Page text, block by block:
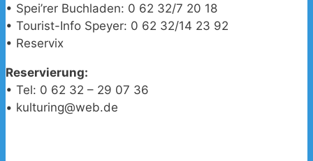
• Spei’rer Buchladen: 0 62 32/7 20 18
• Tourist-Info Speyer: 0 62 32/14 23 92
• Reservix
Reservierung:
• Tel: 0 62 32 – 29 07 36
• kulturing@web.de